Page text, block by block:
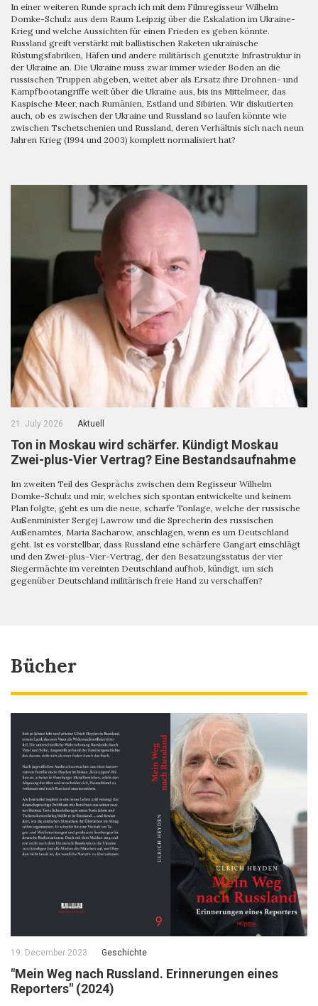
In einer weiteren Runde sprach ich mit dem Filmregisseur Wilhelm
Domke-Schulz aus dem Raum Leipzig über die Eskalation im Ukraine-
Krieg und welche Aussichten für einen Frieden es geben könnte.
Russland greift verstärkt mit ballistischen Raketen ukrainische
Rüstungsfabriken, Häfen und andere militärisch genutzte Infrastruktur in
der Ukraine an. Die Ukraine muss zwar immer wieder Boden an die
russischen Truppen abgeben, weitet aber als Ersatz ihre Drohnen- und
Kampfbootangriffe weit über die Ukraine aus, bis ins Mittelmeer, das
Kaspische Meer, nach Rumänien, Estland und Sibirien. Wir diskutierten
auch, ob es zwischen der Ukraine und Russland so laufen könnte wie
zwischen Tschetschenien und Russland, deren Verhältnis sich nach neun
Jahren Krieg (1994 und 2003) komplett normalisiert hat?
21. July 2026 Aktuell
Ton in Moskau wird schärfer. Kündigt Moskau
Zwei-plus-Vier Vertrag? Eine Bestandsaufnahme
Im zweiten Teil des Gesprächs zwischen dem Regisseur Wilhelm
Domke-Schulz und mir, welches sich spontan entwickelte und keinem
Plan folgte, geht es um die neue, scharfe Tonlage, welche der russische
Außenminister Sergej Lawrow und die Sprecherin des russischen
Außenamtes, Maria Sacharow, anschlagen, wenn es um Deutschland
geht. Ist es vorstellbar, dass Russland eine schärfere Gangart einschlägt
und den Zwei-plus-Vier-Vertrag, der den Besatzungsstatus der vier
Siegermächte im vereinten Deutschland aufhob, kündigt, um sich
gegenüber Deutschland militärisch freie Hand zu verschaffen?
Bücher
19. December 2023 Geschichte
"Mein Weg nach Russland. Erinnerungen eines
Reporters" (2024)